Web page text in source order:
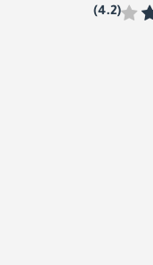
(4.2)